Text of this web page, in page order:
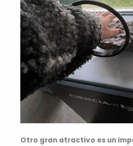
Otro gran atractivo es un